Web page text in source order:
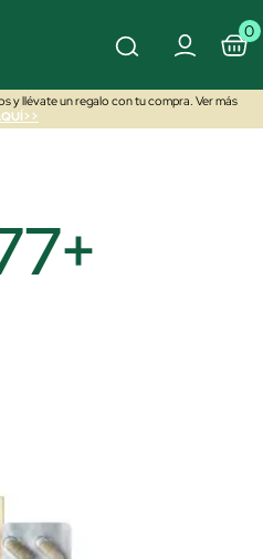
0
y llévate un regalo con tu compra. Ver más